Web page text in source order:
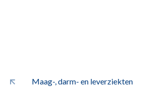
Maag-, darm- en leverziekten